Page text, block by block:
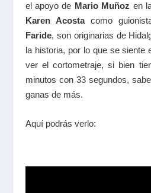
el apoyo de Mario Muñoz en
Karen Acostacomo
Faride, son originarias de
la historia, por lo que se siente
ver el cortometraje, si bien
minutos con 33 segundos,
ganas de más.
Aquí podrás verlo: